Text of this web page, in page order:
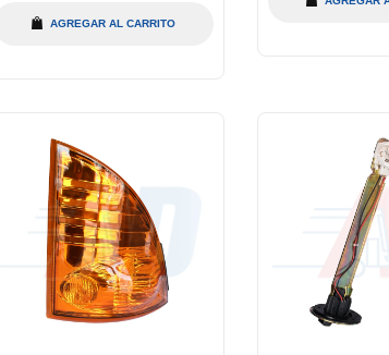
AGREGAR AL CARRITO